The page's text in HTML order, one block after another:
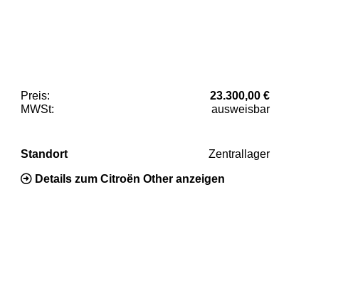
Preis:
23.300,00 €
MWSt:
ausweisbar
Standort Zentrallager
Details zum Citroën Other anzeigen